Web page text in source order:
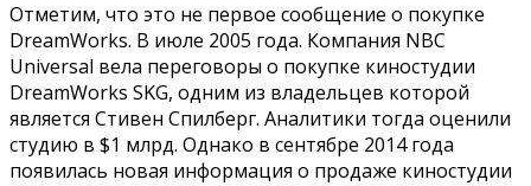
Отметим, что это не первое сообщение о покупке
DreamWorks. В июле 2005 года. Компания NBC
Universal вела переговоры о покупке киностудии
DreamWorks SKG, одним из владельцев которой
является Стивен Спилберг. Аналитики тогда оценили
студию в $1 млрд. Однако в сентябре 2014 года
появилась новая информация о продаже киностудии